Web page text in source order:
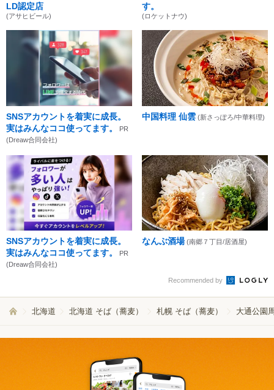
LD認定店
(アサヒビール)
す。
(ロケットナウ)
SNSアカウントを着実に成長。
実はみんなココ使ってます。
PR
(Dreaw合同会社)
中国料理 仙雲 (新さっぽろ/中華料理)
SNSアカウントを着実に成長。
実はみんなココ使ってます。
PR
(Dreaw合同会社)
なんぶ酒場 (南郷７丁目/居酒屋)
Recommended by
北海道 北海道 そば（蕎麦） 札幌 そば（蕎麦） 大通公園